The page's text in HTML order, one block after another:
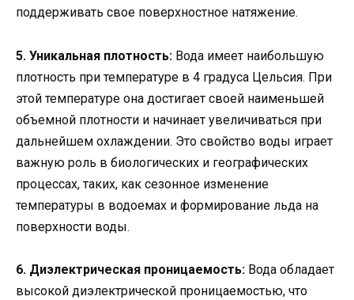
поддерживать свое поверхностное натяжение.
5. Уникальная плотность: Вода имеет наибольшую
плотность при температуре в 4 градуса Цельсия. При
этой температуре она достигает своей наименьшей
объемной плотности и начинает увеличиваться при
дальнейшем охлаждении. Это свойство воды играет
важную роль в биологических и географических
процессах, таких, как сезонное изменение
температуры в водоемах и формирование льда на
поверхности воды.
6. Диэлектрическая проницаемость: Вода обладает
высокой диэлектрической проницаемостью, что